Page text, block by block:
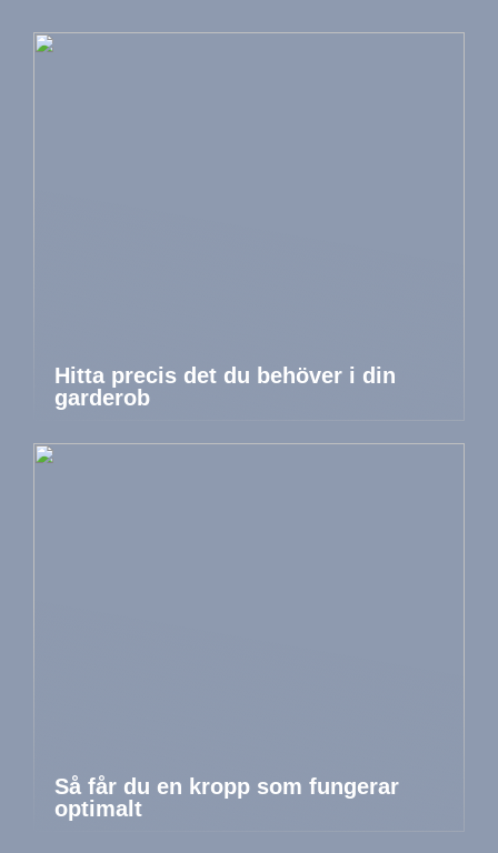
Hitta precis det du behöver i din
garderob
Så får du en kropp som fungerar
optimalt